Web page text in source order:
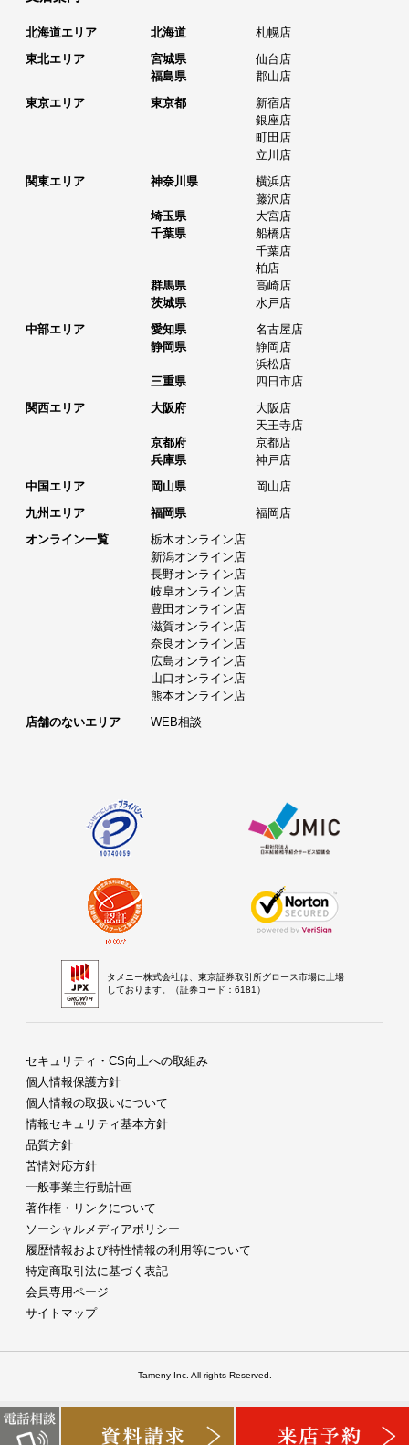
北海道エリア 北海道
札幌店
東北エリア
宮城県
仙台店
福島県
郡山店
東京エリア
東京都
新宿店
銀座店
町田店
立川店
関東エリア
神奈川県
横浜店
藤沢店
埼玉県
大宮店
千葉県
船橋店
千葉店
柏店
群馬県
高崎店
茨城県
水戸店
中部エリア
愛知県
名古屋店
静岡県
静岡店
浜松店
三重県
四日市店
関西エリア
大阪府
大阪店
天王寺店
京都府
京都店
兵庫県
神戸店
中国エリア
岡山県
岡山店
九州エリア
福岡県
福岡店
オンライン一覧
栃木オンライン店
新潟オンライン店
長野オンライン店
岐阜オンライン店
豊田オンライン店
滋賀オンライン店
奈良オンライン店
広島オンライン店
山口オンライン店
熊本オンライン店
店舗のないエリア
WEB相談
タメニー株式会社は、東京証券取引所グロース市場に上場
しております。（証券コード：6181）
セキュリティ・CS向上への取組み
個人情報保護方針
個人情報の取扱いについて
情報セキュリティ基本方針
品質方針
苦情対応方針
一般事業主行動計画
著作権・リンクについて
ソーシャルメディアポリシー
履歴情報および特性情報の利用等について
特定商取引法に基づく表記
会員専用ページ
サイトマップ
Tameny Inc. All rights Reserved.